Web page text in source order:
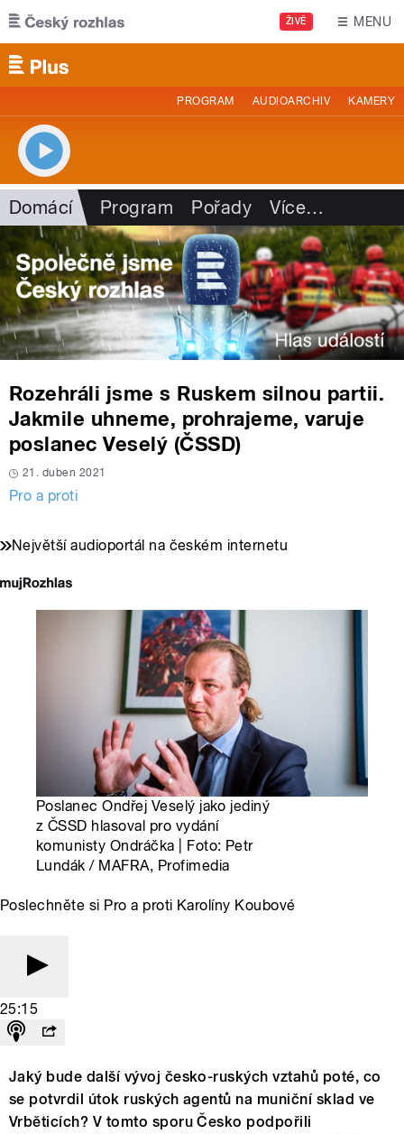
Přejít k hlavnímu obsahu
ŽIVĚ MENU
PROGRAM AUDIOARCHIV KAMERY
Domácí Program Pořady Více…
Rozehráli jsme s Ruskem silnou partii.
Jakmile uhneme, prohrajeme, varuje
poslanec Veselý (ČSSD)
21. duben 2021
Pro a proti
Největší audioportál na českém internetu
Poslanec Ondřej Veselý jako jediný
z ČSSD hlasoval pro vydání
komunisty Ondráčka | Foto: Petr
Lundák / MAFRA, Profimedia
Poslechněte si Pro a proti Karolíny Koubové
25:15
Jaký bude další vývoj česko-ruských vztahů poté, co
se potvrdil útok ruských agentů na muniční sklad ve
Vrběticích? V tomto sporu Česko podpořili